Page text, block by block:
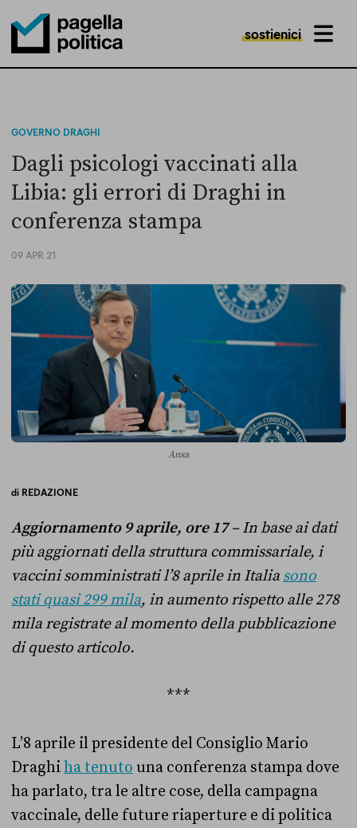
Pagella Politica Logo
sostienici MENU
GOVERNO DRAGHI
Dagli psicologi vaccinati alla
Libia: gli errori di Draghi in
conferenza stampa
09 APR 21
Ansa
di REDAZIONE
Aggiornamento 9 aprile, ore 17– In base ai dati
più aggiornati della struttura commissariale, i
vaccini somministrati l’8 aprile in Italia sono
stati quasi 299 mila, in aumento rispetto alle 278
mila registrate al momento della pubblicazione
di questo articolo.
***
L’8 aprile il presidente del Consiglio Mario
Draghiha tenuto una conferenza stampa dove
ha parlato, tra le altre cose, della campagna
vaccinale, delle future riaperture e di politica